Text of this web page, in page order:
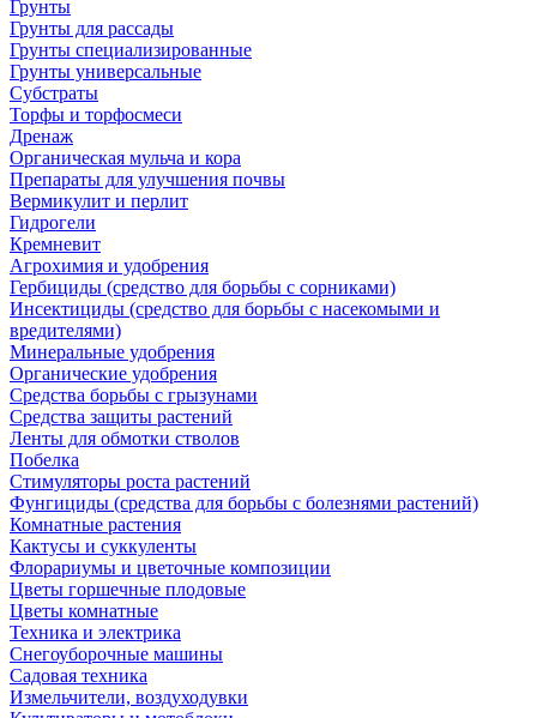
Грунты
Грунты для рассады
Грунты специализированные
Грунты универсальные
Субстраты
Торфы и торфосмеси
Дренаж
Органическая мульча и кора
Препараты для улучшения почвы
Вермикулит и перлит
Гидрогели
Кремневит
Агрохимия и удобрения
Гербициды (средство для борьбы с сорниками)
Инсектициды (средство для борьбы с насекомыми и
вредителями)
Минеральные удобрения
Органические удобрения
Средства борьбы с грызунами
Средства защиты растений
Ленты для обмотки стволов
Побелка
Стимуляторы роста растений
Фунгициды (средства для борьбы с болезнями растений)
Комнатные растения
Кактусы и суккуленты
Флорариумы и цветочные композиции
Цветы горшечные плодовые
Цветы комнатные
Техника и электрика
Снегоуборочные машины
Садовая техника
Измельчители, воздуходувки